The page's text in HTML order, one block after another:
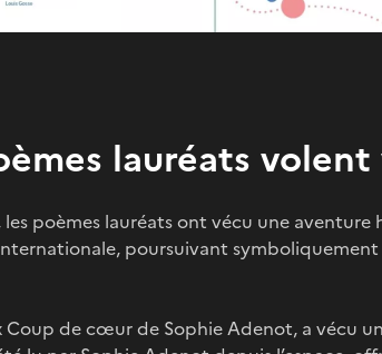
lauréats volent
poèmes lauréats ont vécu une
poursuivant
Coup de cœur de Sophie Adenot, a vécu